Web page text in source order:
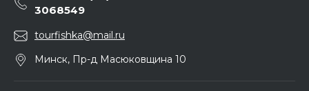
3068549
tourfishka@mail.ru
Минск, Пр-д Масюковщина 10